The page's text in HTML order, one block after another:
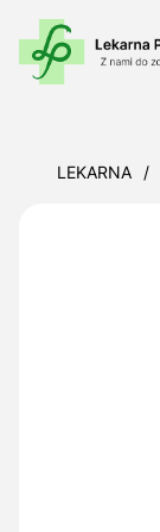
LEKARNA /